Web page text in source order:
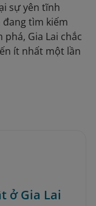
sự yên tĩnh
tìm kiếm
Gia Lai chắc
ít nhất một lần
ở Gia Lai